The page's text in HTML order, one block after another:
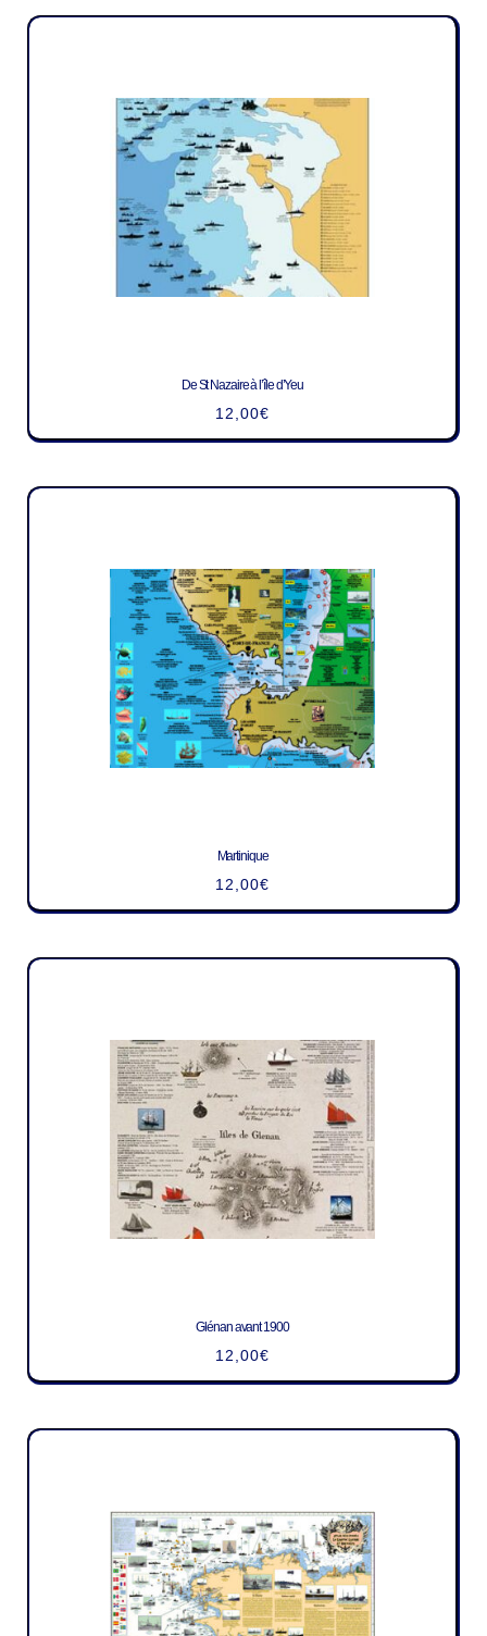
De St Nazaire à l’île d’Yeu
12,00€
Martinique
12,00€
Glénan avant 1900
12,00€